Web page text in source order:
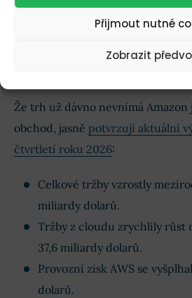
Přijmout nutné
Zobrazit
tržiště pro externí prodejce,
rychle rostoucí reklamu.Tím
ziskovosti se ale stala cloudová
Že trh už dávno nevnímá
obchod, jasně potvrzují aktuální
čtvrtletí roku 2026:
Celkové tržby vzrostly
miliardy dolarů.
Tržby z cloudu zrychlily růst
37,6 miliardy dolarů.
Provozní zisk AWS se
dolarů.